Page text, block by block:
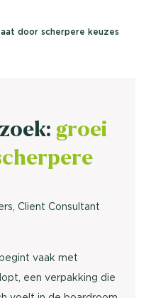
door scherpere keuzes
groei
Client Consultant
vaak met
een verpakking die